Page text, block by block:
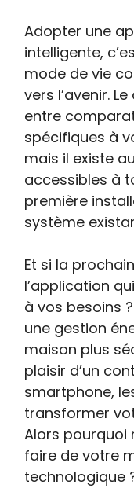
Adopter une
intelligente,
mode de vie
vers l’avenir.
entre
spécifiques à
mais il existe
accessibles à
première
système
Et si la
l’application
à vos besoins
une gestion
maison plus
plaisir d’un
smartphone,
transformer
Alors pourquoi
faire de votre
technologique